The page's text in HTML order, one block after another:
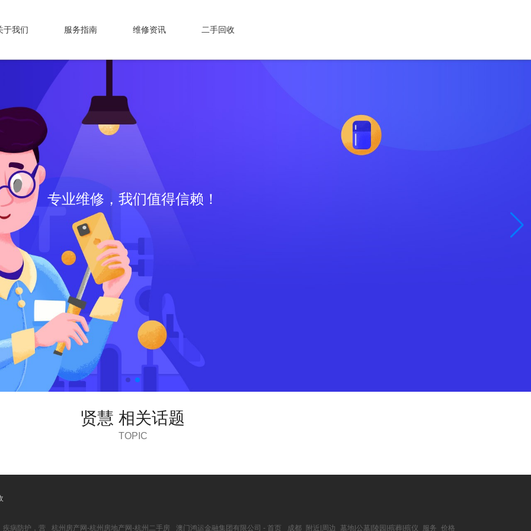
于我们 服务指南 维修资讯 二手回收
专业维修，我们值得信赖！
贤慧 相关话题
TOPIC
疾病防护，营 杭州房产网-杭州房地产网-杭州二手房 澳门鸿运金融集团有限公司 - 首页 成都_附近|周边_墓地|公墓|陵园|殡葬|殡仪_服务_价格_